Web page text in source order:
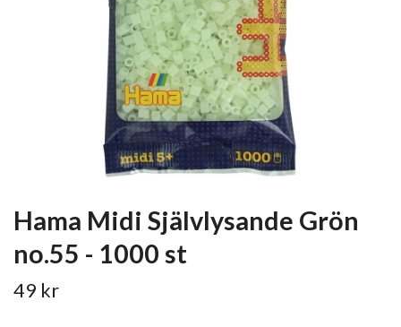
Hama Midi Självlysande Grön
no.55 - 1000 st
49 kr